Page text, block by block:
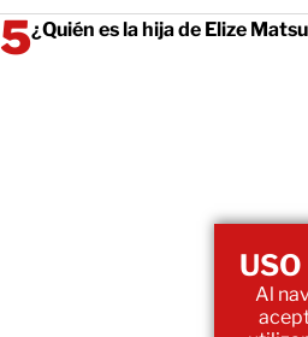
¿Quién es la hija de Elize
Al